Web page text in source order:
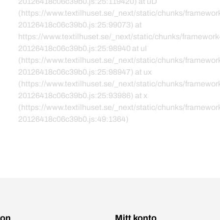
(https://www.textilhuset.se/_next/static/chunks/
20126418c06c39b0.js:25:99073) at
https://www.textilhuset.se/_next/static/chunks/
20126418c06c39b0.js:25:98940 at uI
(https://www.textilhuset.se/_next/static/chunks/
20126418c06c39b0.js:25:98947) at ux
(https://www.textilhuset.se/_next/static/chunks/
20126418c06c39b0.js:25:93986) at x
(https://www.textilhuset.se/_next/static/chunks/
20126418c06c39b0.js:49:1364)